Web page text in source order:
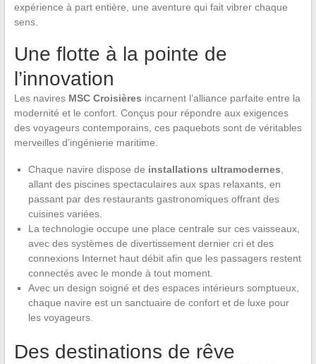
expérience à part entière, une aventure qui fait vibrer chaque
sens.
Une flotte à la pointe de
l’innovation
Les navires MSC Croisières incarnent l’alliance parfaite entre la
modernité et le confort. Conçus pour répondre aux exigences
des voyageurs contemporains, ces paquebots sont de véritables
merveilles d’ingénierie maritime.
Chaque navire dispose de installations ultramodernes
allant des piscines spectaculaires aux spas relaxants, en
passant par des restaurants gastronomiques offrant des
cuisines variées.
La technologie occupe une place centrale sur ces vaisseaux,
avec des systèmes de divertissement dernier cri et des
connexions Internet haut débit afin que les passagers restent
connectés avec le monde à tout moment.
Avec un design soigné et des espaces intérieurs somptueux,
chaque navire est un sanctuaire de confort et de luxe pour
les voyageurs.
Des destinations de rêve